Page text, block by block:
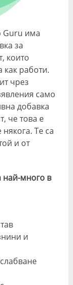
Guru има
за
които
как работи.
чрез
само
добавка
че това е
Те са
и от
най-много в
и